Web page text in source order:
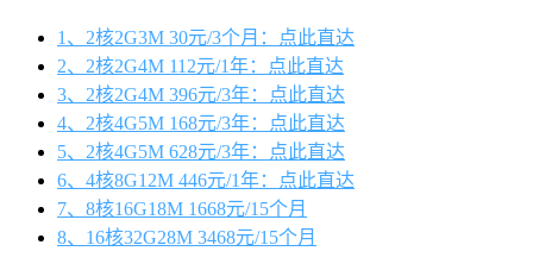
1、2核2G3M 30元/3个月：点此直达
2、2核2G4M 112元/1年：点此直达
3、2核2G4M 396元/3年：点此直达
4、2核4G5M 168元/3年：点此直达
5、2核4G5M 628元/3年：点此直达
6、4核8G12M 446元/1年：点此直达
7、8核16G18M 1668元/15个月
8、16核32G28M 3468元/15个月